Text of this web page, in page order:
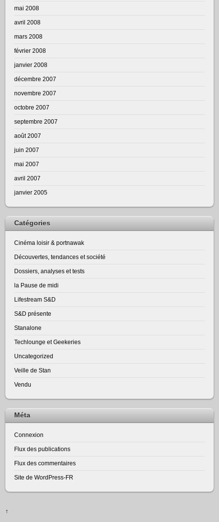
mai 2008
avril 2008
mars 2008
février 2008
janvier 2008
décembre 2007
novembre 2007
octobre 2007
septembre 2007
août 2007
juin 2007
mai 2007
avril 2007
janvier 2005
Catégories
Cinéma loisir & portnawak
Découvertes, tendances et société
Dossiers, analyses et tests
la Pause de midi
Lifestream S&D
S&D présente
Stanalone
Techlounge et Geekeries
Uncategorized
Veille de Stan
Vendu
Méta
Connexion
Flux des publications
Flux des commentaires
Site de WordPress-FR
↑